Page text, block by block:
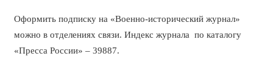
Оформить подписку на «Военно-исторический журнал»
можно в отделениях связи. Индекс журнала по каталогу
«Пресса России» – 39887.